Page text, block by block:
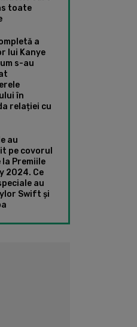
toate
a
lui Kanye
s-au
în
relației cu
au
pe covorul
la Premiile
2024. Ce
au
Swift și